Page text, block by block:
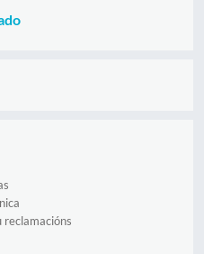
reclamacións